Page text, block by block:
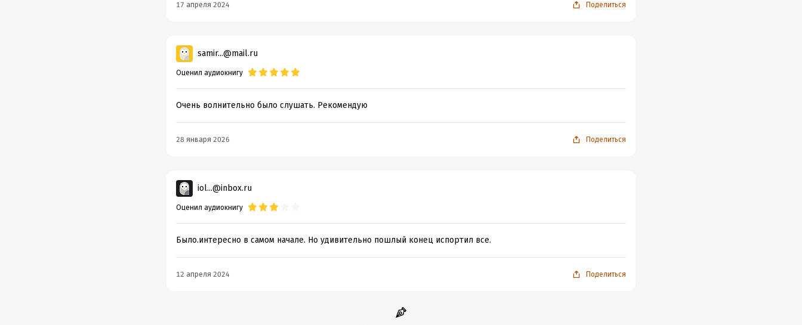
17 апреля 2024 Поделиться
samir...@mail.ru
Оценил аудиокнигу
Очень волнительно было слушать. Рекомендую
28 января 2026 Поделиться
iol...@inbox.ru
Оценил аудиокнигу
Было.интересно в самом начале. Но удивительно пошлый конец испортил все.
12 апреля 2024 Поделиться